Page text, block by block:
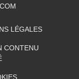
LÉGALES
CONTENU